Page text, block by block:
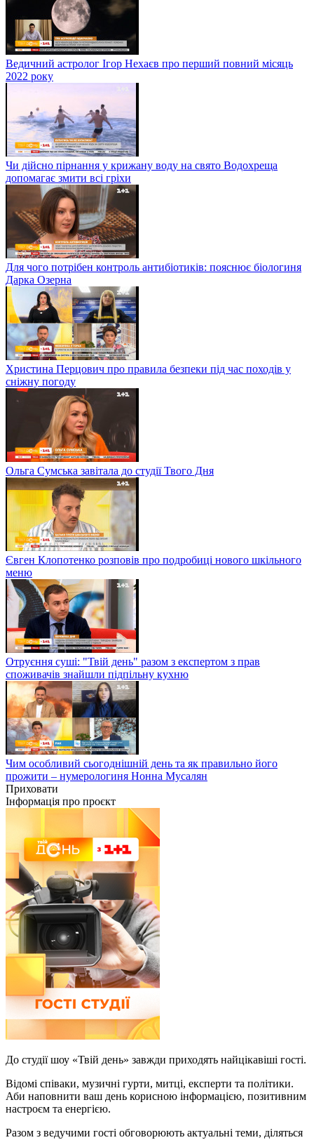
Ведичний астролог Ігор Нехаєв про перший повний місяць
2022 року
Чи дійсно пірнання у крижану воду на свято Водохреща
допомагає змити всі гріхи
Для чого потрібен контроль антибіотиків: пояснює біологиня
Дарка Озерна
Христина Перцович про правила безпеки під час походів у
сніжну погоду
Ольга Сумська завітала до студії Твого Дня
Євген Клопотенко розповів про подробиці нового шкільного
меню
Отруєння суші: "Твій день" разом з експертом з прав
споживачів знайшли підпільну кухню
Чим особливий сьогоднішній день та як правильно його
прожити – нумерологиня Нонна Мусалян
Приховати
Інформація про проєкт
До студії шоу «Твій день» завжди приходять найцікавіші гості.
Відомі співаки, музичні гурти, митці, експерти та політики.
Аби наповнити ваш день корисною інформацією, позитивним
настроєм та енергією.
Разом з ведучими гості обговорюють актуальні теми, діляться